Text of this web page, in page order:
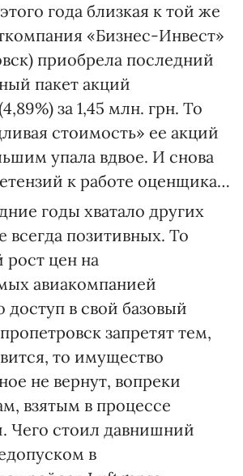
года близкая к той же
«Бизнес-Инвест»
приобрела последний
пакет акций
за 1,45 млн. грн. То
стоимость» ее акций
упала вдвое. И снова
к работе оценщика…
годы хватало других
всегда позитивных. То
цен на
авиакомпанией
доступ в свой базовый
запретят тем,
то имущество
не вернут, вопреки
взятым в процессе
Чего стоил давнишний
в